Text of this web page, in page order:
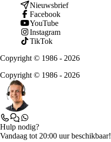
Nieuwsbrief
Facebook
YouTube
Instagram
TikTok
Copyright © 1986 - 2026
Copyright © 1986 - 2026
Hulp nodig?
Vandaag tot 20:00 uur beschikbaar!